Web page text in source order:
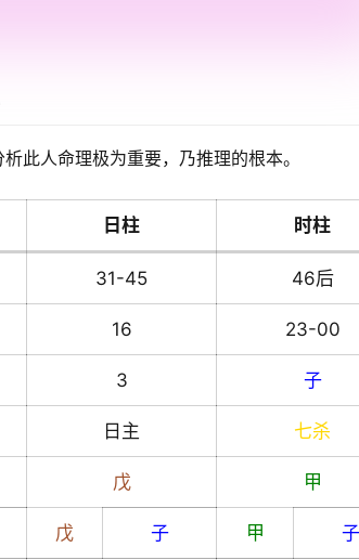
此人命理极为重要，乃推理的根本。
日柱 时柱
31-45 46后
16 23-00
3 子
日主 七杀
戊 甲
戊 子 甲 子